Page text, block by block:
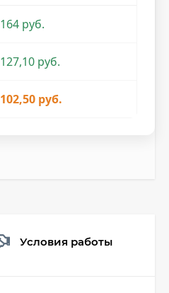
164 руб.
127,10 руб.
102,50 руб.
Условия работы